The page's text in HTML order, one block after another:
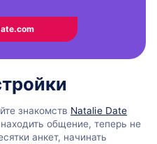
знакомств Natalie Date
общение, теперь не
анкет, начинать